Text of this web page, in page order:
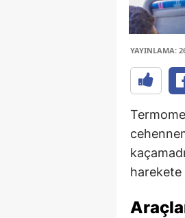
YAYINLAMA:
harekete